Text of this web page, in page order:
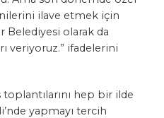
ilave etmek için
Belediyesi olarak da
veriyoruz.” ifadelerini
hep bir ilde
yapmayı tercih